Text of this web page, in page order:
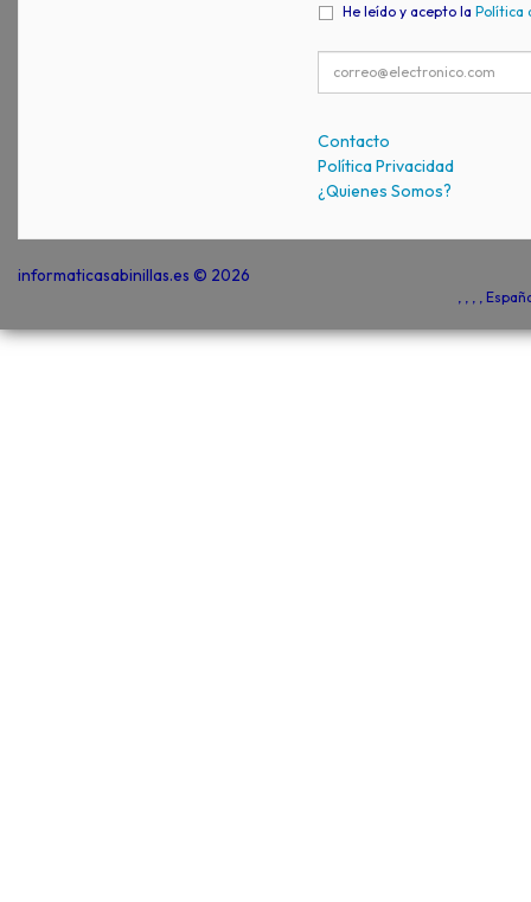
He leído y acepto la Política
Contacto
Política Privacidad
¿Quienes Somos?
informaticasabinillas.es © 2026
, , , ,